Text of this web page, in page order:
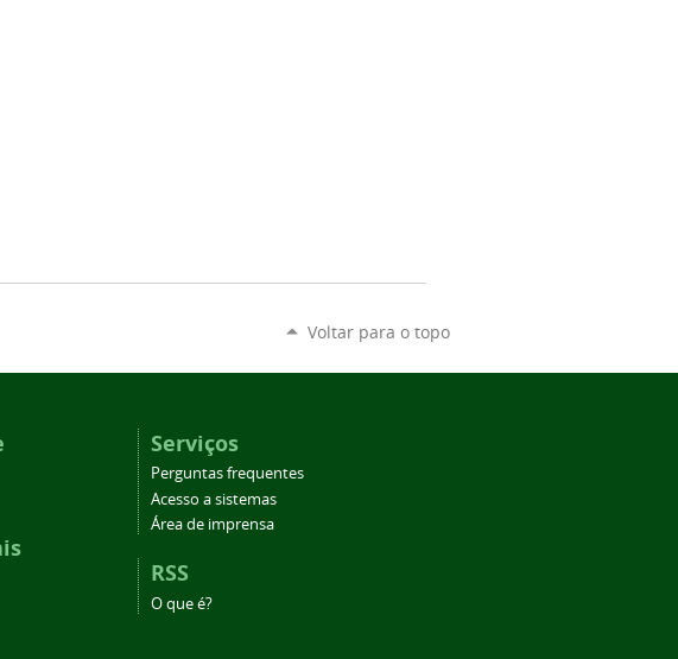
Voltar para o topo
Serviços
Perguntas frequentes
Acesso a sistemas
Área de imprensa
RSS
O que é?